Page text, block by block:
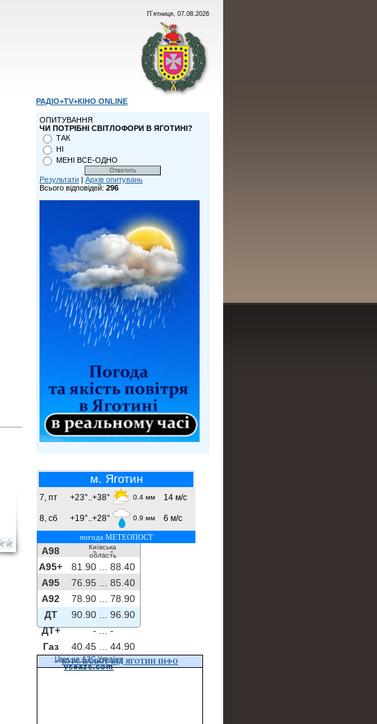
П`ятниця, 07.08.2026
РАДІО+TV+КІНО ONLINE
ОПИТУВАННЯ
ЧИ ПОТРІБНІ СВІТЛОФОРИ В ЯГОТИНІ?
ТАК
НІ
МЕНІ ВСЕ-ОДНО
Результати | Архів опитувань
Всього відповідей: 296
м. Яготин
7, пт +23°..+38° 0.4 мм 14 м/с
8, сб +19°..+28° 0.9 мм 6 м/с
погода МЕТЕОПОСТ
Київська
область
A98 - ...-
A95+
81.90 ...
88.40
A95
76.95 ...
85.40
A92
78.90 ...
78.90
ДТ
90.90 ...
96.90
ДТ+
- ...-
Газ
40.45 ... 44.90
Ціни на АЗС України
vseazs.com
КУРС ВАЛЮТ ВІД ЯГОТИН ІНФО